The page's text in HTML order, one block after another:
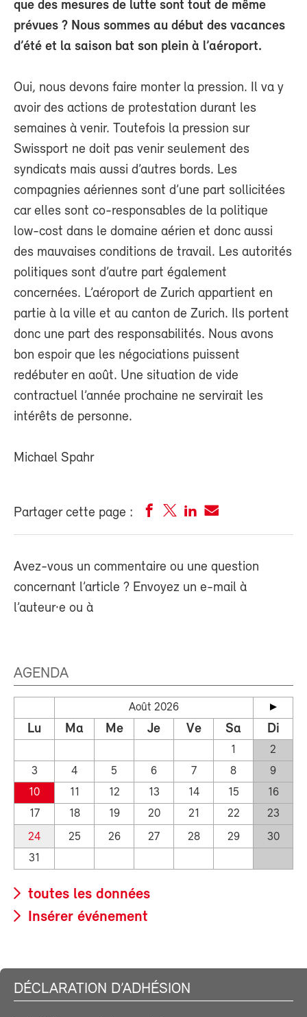
que des mesures de lutte sont tout de même
prévues ? Nous sommes au début des vacances
d’été et la saison bat son plein à l’aéroport.
Oui, nous devons faire monter la pression. Il va y
avoir des actions de protestation durant les
semaines à venir. Toutefois la pression sur
Swissport ne doit pas venir seulement des
syndicats mais aussi d’autres bords. Les
compagnies aériennes sont d’une part sollicitées
car elles sont co-responsables de la politique
low-cost dans le domaine aérien et donc aussi
des mauvaises conditions de travail. Les autorités
politiques sont d’autre part également
concernées. L’aéroport de Zurich appartient en
partie à la ville et au canton de Zurich. Ils portent
donc une part des responsabilités. Nous avons
bon espoir que les négociations puissent
redébuter en août. Une situation de vide
contractuel l’année prochaine ne servirait les
intérêts de personne.
Michael Spahr
Partager cette page :
Avez-vous un commentaire ou une question
concernant l’article ? Envoyez un e-mail à
l’auteur·e ou à
AGENDA
Août 2026
Lu Ma Me Je Ve Sa Di
1
2
3
4 5 6 7 8
9
10
11 12 13 14 15
16
17
18 19 20 21 22
23
24
25 26 27 28 29
30
31
toutes les données
Insérer événement
DÉCLARATION D’ADHÉSION